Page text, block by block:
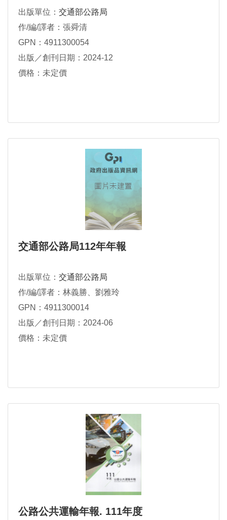
出版單位： 交通部公路局
作/編/譯者：張舜清
GPN：4911300054
出版／創刊日期：2024-12
價格：未定價
交通部公路局112年年報
出版單位： 交通部公路局
作/編/譯者：林義勝、劉雅玲
GPN：4911300014
出版／創刊日期：2024-06
價格：未定價
公路公共運輸年報. 111年度